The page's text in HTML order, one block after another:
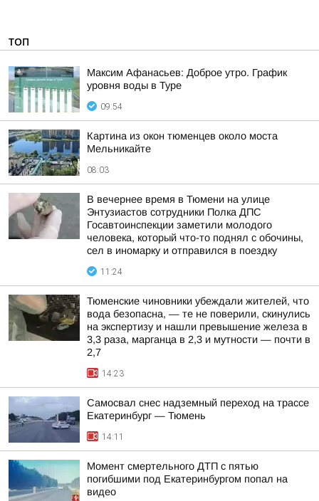
ТОП
Максим Афанасьев: Доброе утро. График
уровня воды в Туре
09:54
Картина из окон тюменцев около моста
Мельникайте
08:03
В вечернее время в Тюмени на улице
Энтузиастов сотрудники Полка ДПС
Госавтоинспекции заметили молодого
человека, который что-то поднял с обочины,
сел в иномарку и отправился в поездку
11:24
Тюменские чиновники убеждали жителей, что
вода безопасна, — те не поверили, скинулись
на экспертизу и нашли превышение железа в
3,3 раза, марганца в 2,3 и мутности — почти в
2,7
14:23
Самосвал снес надземный переход на трассе
Екатеринбург — Тюмень
14:11
Момент смертельного ДТП с пятью
погибшими под Екатеринбургом попал на
видео